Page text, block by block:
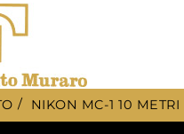
NIKON MC-1 10 METRI